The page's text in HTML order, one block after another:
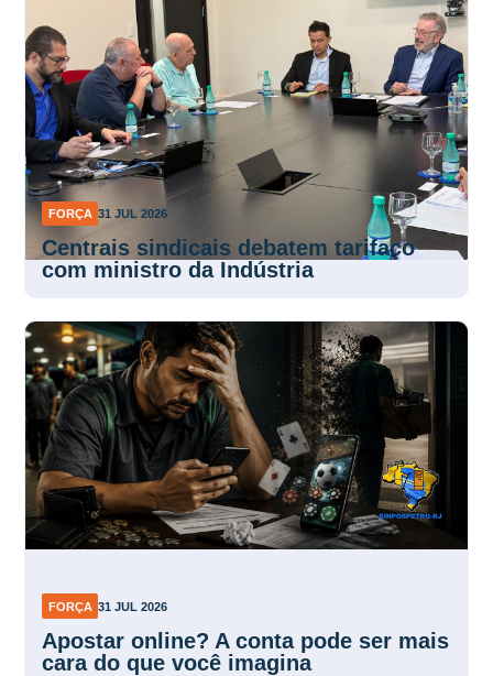
FORÇA 31 JUL 2026
Centrais sindicais debatem tarifaço
com ministro da Indústria
FORÇA 31 JUL 2026
Apostar online? A conta pode ser mais
cara do que você imagina